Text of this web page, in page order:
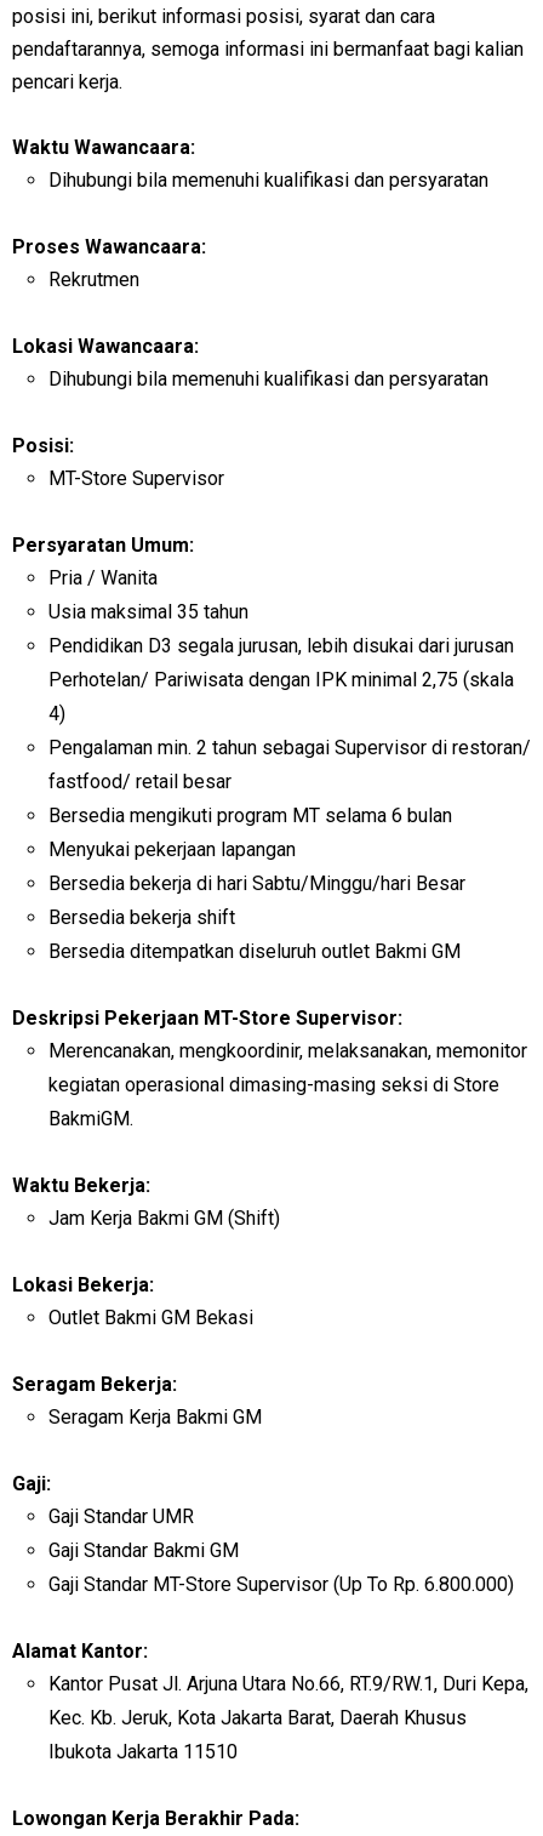
posisi ini, berikut informasi posisi, syarat dan cara
pendaftarannya, semoga informasi ini bermanfaat bagi kalian
pencari kerja.
Waktu Wawancaara:
Dihubungi bila memenuhi kualifikasi dan persyaratan
Proses Wawancaara:
Rekrutmen
Lokasi Wawancaara:
Dihubungi bila memenuhi kualifikasi dan persyaratan
Posisi:
MT-Store Supervisor
Persyaratan Umum:
Pria / Wanita
Usia maksimal 35 tahun
Pendidikan D3 segala jurusan, lebih disukai dari jurusan
Perhotelan/ Pariwisata dengan IPK minimal 2,75 (skala
4)
Pengalaman min. 2 tahun sebagai Supervisor di restoran/
fastfood/ retail besar
Bersedia mengikuti program MT selama 6 bulan
Menyukai pekerjaan lapangan
Bersedia bekerja di hari Sabtu/Minggu/hari Besar
Bersedia bekerja shift
Bersedia ditempatkan diseluruh outlet Bakmi GM
Deskripsi Pekerjaan MT-Store Supervisor:
Merencanakan, mengkoordinir, melaksanakan, memonitor
kegiatan operasional dimasing-masing seksi di Store
BakmiGM.
Waktu Bekerja:
Jam Kerja Bakmi GM (Shift)
Lokasi Bekerja:
Outlet Bakmi GM Bekasi
Seragam Bekerja:
Seragam Kerja Bakmi GM
Gaji:
Gaji Standar UMR
Gaji Standar Bakmi GM
Gaji Standar MT-Store Supervisor (Up To Rp. 6.800.000)
Alamat Kantor:
Kantor Pusat Jl. Arjuna Utara No.66, RT.9/RW.1, Duri Kepa,
Kec. Kb. Jeruk, Kota Jakarta Barat, Daerah Khusus
Ibukota Jakarta 11510
Lowongan Kerja Berakhir Pada: